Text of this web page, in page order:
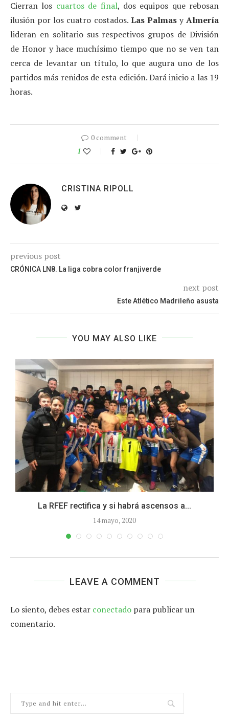
Cierran los cuartos de final, dos equipos que rebosan
ilusión por los cuatro costados. Las PalmasyAlmería
lideran en solitario sus respectivos grupos de División
de Honor y hace muchísimo tiempo que no se ven tan
cerca de levantar un título, lo que augura uno de los
partidos más reñidos de esta edición. Dará inicio a las 19
horas.
0 comment
1
CRISTINA RIPOLL
previous post
CRÓNICA LN8. La liga cobra color franjiverde
next post
Este Atlético Madrileño asusta
YOU MAY ALSO LIKE
La RFEF rectifica y si habrá ascensos a...
14 mayo, 2020
LEAVE A COMMENT
Lo siento, debes estar conectado para publicar un
comentario.